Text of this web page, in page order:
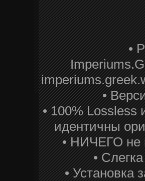
•
•
• 100% Lossless
идентичны
• НИЧЕГО не
•
• Установка